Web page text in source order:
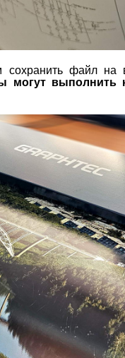
файл на
могут выполнить